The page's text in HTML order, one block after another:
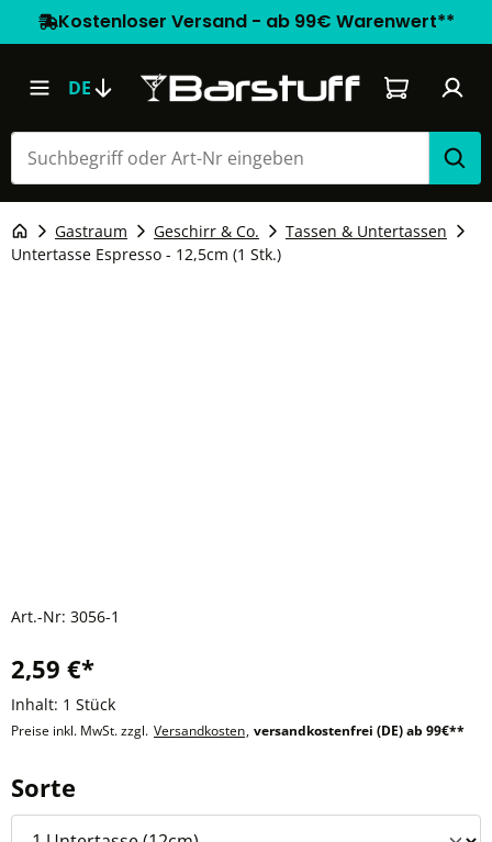
Kostenloser Versand - ab 99€ Warenwert**
DE Warenkorb
Gastraum Geschirr & Co.
Tassen & Untertassen
Untertasse Espresso - 12,5cm (1 Stk.)
Art.-Nr: 3056-1
2,59 €*
Inhalt: 1 Stück
Preise inkl. MwSt. zzgl. Versandkosten, versandkostenfrei (DE) ab 99€**
Sorte